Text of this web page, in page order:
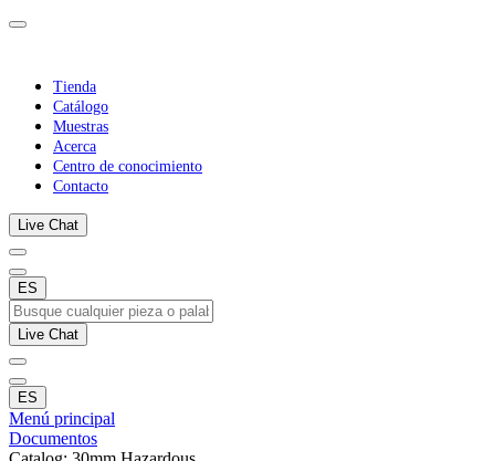
Tienda
Catálogo
Muestras
Acerca
Centro de conocimiento
Contacto
Live Chat
ES
Live Chat
ES
Menú principal
Documentos